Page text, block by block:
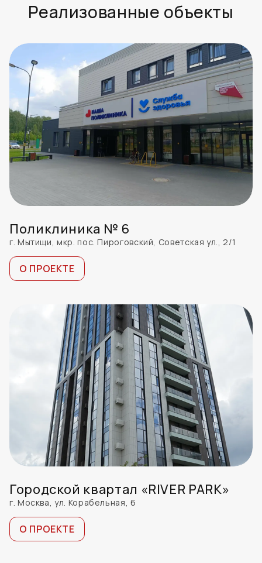
Реализованные объекты
Поликлиника № 6
г. Мытищи, мкр. пос. Пироговский, Советская ул., 2/1
О ПРОЕКТЕ
Городской квартал «RIVER PARK»
г. Москва, ул. Корабельная, 6
О ПРОЕКТЕ